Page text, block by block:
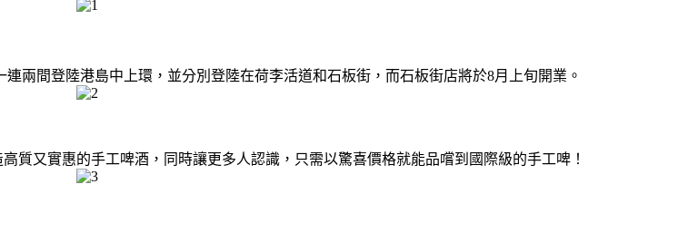
兩間登陸港島中上環，並分別登陸在荷李活道和石板街，而石板街店將於8月上旬開業。
質又實惠的手工啤酒，同時讓更多人認識，只需以驚喜價格就能品嚐到國際級的手工啤！